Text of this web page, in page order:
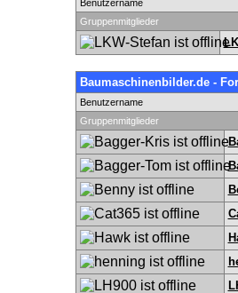
Benutzername
Gruppenmitglieder
Baumaschinenbilder.de -
Benutzername
Gruppenmitglieder